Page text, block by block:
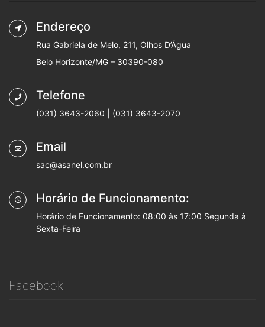
Endereço
Rua Gabriela de Melo, 211, Olhos D’Água
Belo Horizonte/MG – 30390-080
Telefone
(031) 3643-2060 | (031) 3643-2070
Email
sac@asanel.com.br
Horário de Funcionamento:
Horário de Funcionamento: 08:00 às 17:00 Segunda à
Sexta-Feira
Facebook